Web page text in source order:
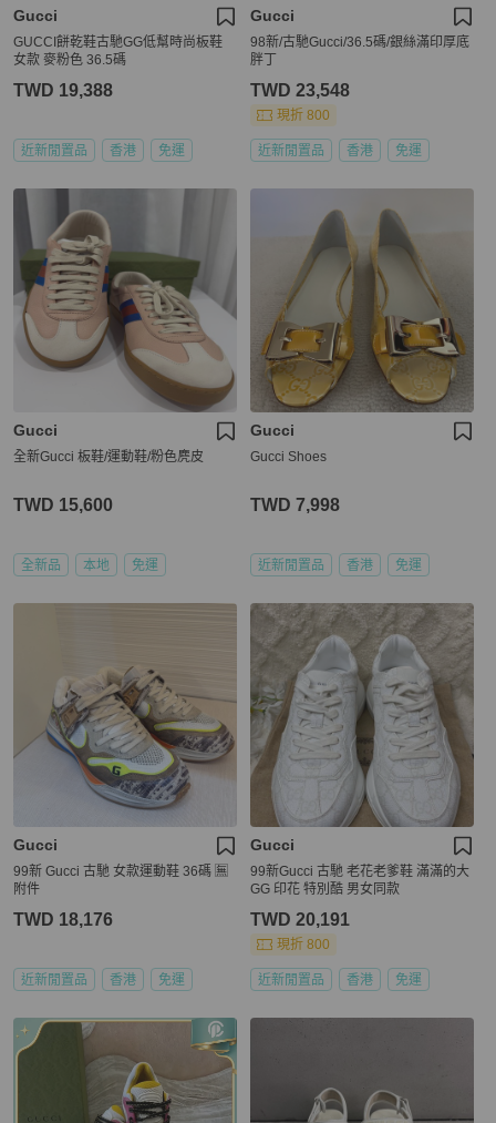
Gucci
GUCCI餅乾鞋古馳GG低幫時尚板鞋
女款 麥粉色 36.5碼
TWD 19,388
近新閒置品 香港 免運
Gucci
98新/古馳Gucci/36.5碼/銀絲滿印厚底
胖丁
TWD 23,548
現折 800
近新閒置品 香港 免運
Gucci
全新Gucci 板鞋/運動鞋/粉色麂皮
TWD 15,600
全新品 本地 免運
Gucci
Gucci Shoes
TWD 7,998
近新閒置品 香港 免運
Gucci
99新 Gucci 古馳 女款運動鞋 36碼 🈚
附件
TWD 18,176
近新閒置品 香港 免運
Gucci
99新Gucci 古馳 老花老爹鞋 滿滿的大
GG 印花 特別酷 男女同款
TWD 20,191
現折 800
近新閒置品 香港 免運